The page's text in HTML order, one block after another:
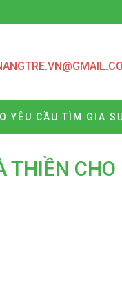
YÊU CẦU TÌM GIA
THIỀN